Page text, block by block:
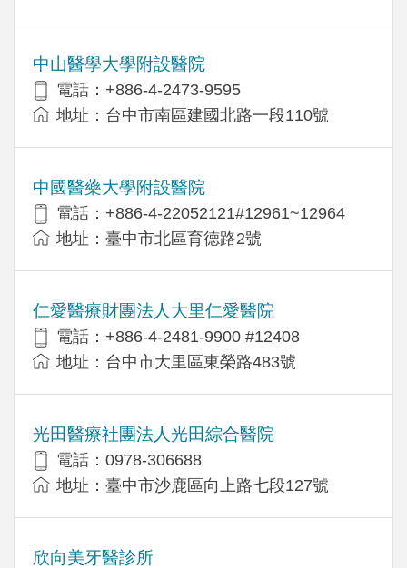
中山醫學大學附設醫院
電話：+886-4-2473-9595
地址：台中市南區建國北路一段110號
中國醫藥大學附設醫院
電話：+886-4-22052121#12961~12964
地址：臺中市北區育德路2號
仁愛醫療財團法人大里仁愛醫院
電話：+886-4-2481-9900 #12408
地址：台中市大里區東榮路483號
光田醫療社團法人光田綜合醫院
電話：0978-306688
地址：臺中市沙鹿區向上路七段127號
欣向美牙醫診所